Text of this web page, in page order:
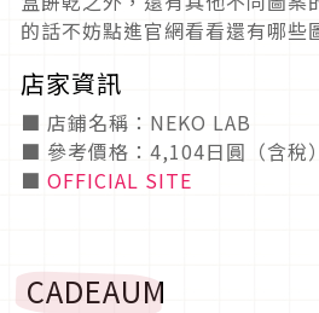
的話不妨點進官網看看還有哪些
店家資訊
■ 店鋪名稱：NEKO LAB
■ 參考價格：4,104日圓（含稅）
■ OFFICIAL SITE
CADEAUM